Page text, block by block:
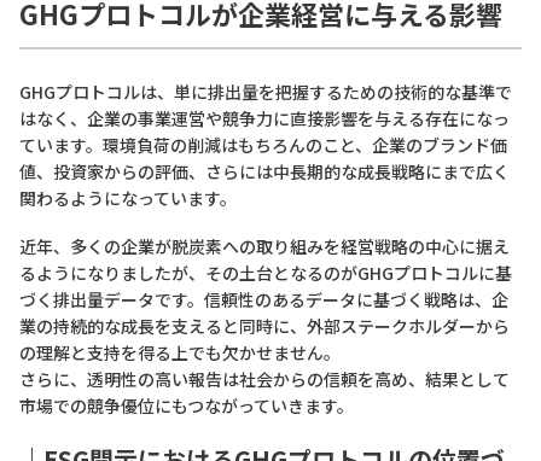
GHGプロトコルが企業経営に与える影響
GHGプロトコルは、単に排出量を把握するための技術的な基準で
はなく、企業の事業運営や競争力に直接影響を与える存在になっ
ています。環境負荷の削減はもちろんのこと、企業のブランド価
値、投資家からの評価、さらには中長期的な成長戦略にまで広く
関わるようになっています。
近年、多くの企業が脱炭素への取り組みを経営戦略の中心に据え
るようになりましたが、その土台となるのがGHGプロトコルに基
づく排出量データです。信頼性のあるデータに基づく戦略は、企
業の持続的な成長を支えると同時に、外部ステークホルダーから
の理解と支持を得る上でも欠かせません。
さらに、透明性の高い報告は社会からの信頼を高め、結果として
市場での競争優位にもつながっていきます。